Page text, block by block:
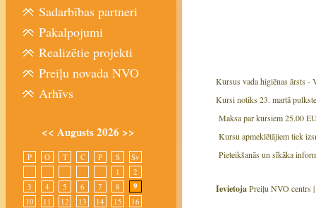
Kursus vada higiēnas ārsts -
Kursi notiks 23. martā
Maksa par kursiem 25.00
Kursu apmeklētājiem tiek
Pieteikšanās un sīkāka
IevietojaPreiļu NVO centrs |
Sadarbības partneri
Pakalpojumi
Realizētie projekti
Preiļu novada NVO
Arhīvs
<< Augusts 2026 >>
P O T C P S
Sv
1
2
3
4 5 6 7 8 9
10 11 12 13 14 15
16